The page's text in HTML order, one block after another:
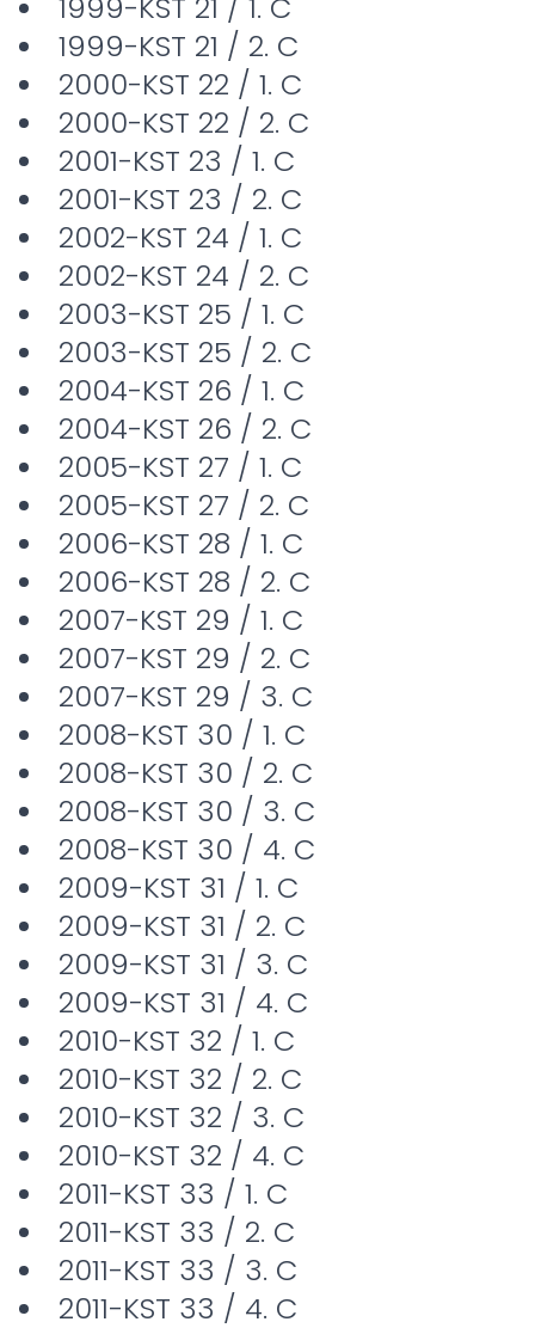
1999-KST 21 / 2. C
2000-KST 22 / 1. C
2000-KST 22 / 2. C
2001-KST 23 / 1. C
2001-KST 23 / 2. C
2002-KST 24 / 1. C
2002-KST 24 / 2. C
2003-KST 25 / 1. C
2003-KST 25 / 2. C
2004-KST 26 / 1. C
2004-KST 26 / 2. C
2005-KST 27 / 1. C
2005-KST 27 / 2. C
2006-KST 28 / 1. C
2006-KST 28 / 2. C
2007-KST 29 / 1. C
2007-KST 29 / 2. C
2007-KST 29 / 3. C
2008-KST 30 / 1. C
2008-KST 30 / 2. C
2008-KST 30 / 3. C
2008-KST 30 / 4. C
2009-KST 31 / 1. C
2009-KST 31 / 2. C
2009-KST 31 / 3. C
2009-KST 31 / 4. C
2010-KST 32 / 1. C
2010-KST 32 / 2. C
2010-KST 32 / 3. C
2010-KST 32 / 4. C
2011-KST 33 / 1. C
2011-KST 33 / 2. C
2011-KST 33 / 3. C
2011-KST 33 / 4. C